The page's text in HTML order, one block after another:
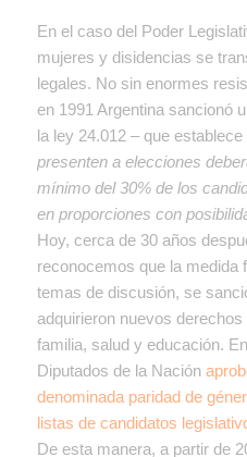
En el caso del Poder
mujeres y disidencias se
legales. No sin enormes
en 1991 Argentina sancionó
la ley 24.012 – que establece
presenten a elecciones
mínimo del 30% de los
en proporciones con
Hoy, cerca de 30 años
reconocemos que la medida
temas de discusión, se
adquirieron nuevos
familia, salud y educación.
Diputados de la Nación
denominada paridad de
listas de candidatos
De esta manera, a partir de